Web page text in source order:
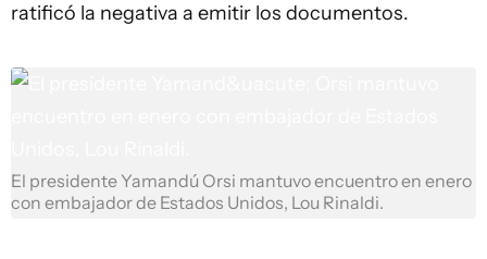
ratificó la negativa a emitir los documentos.
El presidente Yamandú Orsi mantuvo encuentro en enero
con embajador de Estados Unidos, Lou Rinaldi.